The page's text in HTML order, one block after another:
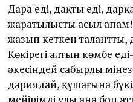
Дара еді, даңқты еді,
жаратылысты асыл апам!
жазып кеткен
Көкірегі алтын көмбе
әкесіндей сабырлы
дариядай, құшағына